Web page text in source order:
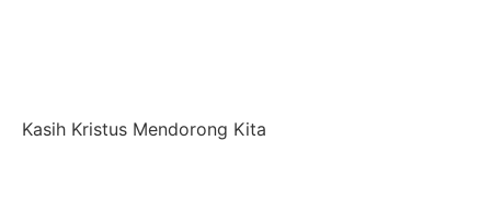
Kasih Kristus Mendorong Kita